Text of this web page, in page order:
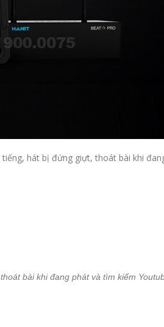
hát bị đứng giựt, thoát bài khi
bài khi đang phát và tìm kiếm